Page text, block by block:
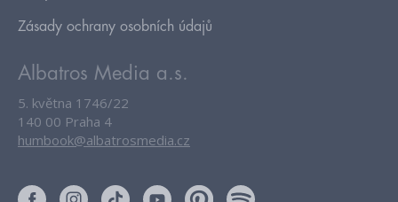
Zásady ochrany osobních údajů
Albatros Media a.s.
5. května 1746/22
140 00 Praha 4
humbook@albatrosmedia.cz